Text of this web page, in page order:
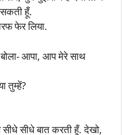
हूँ.
फेर लिया.
आपा, आप मेरे साथ
तुम्हें?
सीधे बात करती हूँ. देखो,